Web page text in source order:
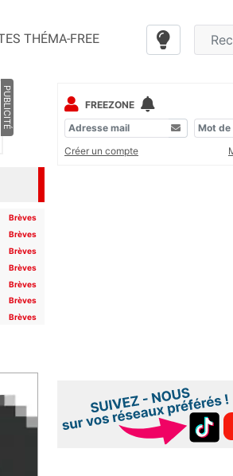
THÉMA-FREE
PUBLICITÉ
Brèves
Brèves
Brèves
Brèves
Brèves
Brèves
Brèves
FREEZONE
Créer un compte